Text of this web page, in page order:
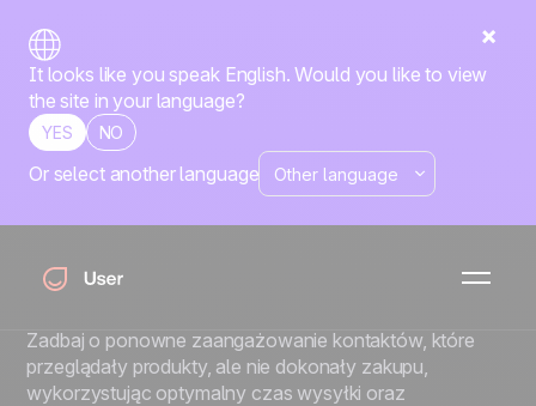
It looks like you speak English. Would you like to view
the site in your language?
YES NO
Or select another language
Wielokanałowa
reaktywacja z
rekomendacjami AI
Zadbaj o ponowne zaangażowanie kontaktów, które
przeglądały produkty, ale nie dokonały zakupu,
wykorzystując optymalny czas wysyłki oraz